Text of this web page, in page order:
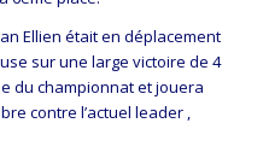
Ellien était en déplacement
sur une large victoire de 4
du championnat et jouera
contre l’actuel leader ,